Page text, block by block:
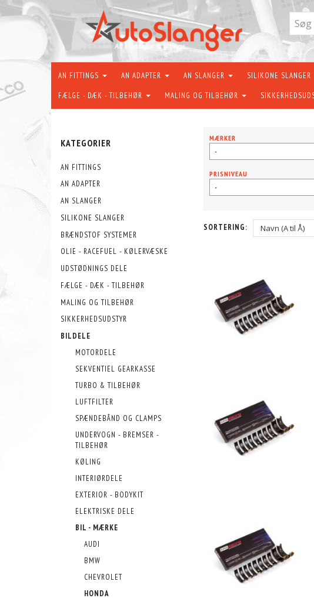
AN FITTINGS AN ADAPTER AN SLANGER SILIKONE SLANGER
FÆLGE - DÆK - TILBEHØR MALING OG TILBEHØR
KATEGORIER
AN FITTINGS
AN ADAPTER
AN SLANGER
SILIKONE SLANGER
BRÆNDSTOF SYSTEMER
OLIE - RACEFUEL - KØLERVÆSKE
UDSTØDNINGS DELE
FÆLGE - DÆK - TILBEHØR
MALING OG TILBEHØR
SIKKERHEDSUDSTYR
BILDELE
MOTORDELE
SEKVENTIEL GEARKASSE
TURBO & TILBEHØR
LUFTFILTER
SPÆNDEBÅND OG CLAMPS
UNDERVOGN - BREMSER -
TILBEHØR
KØLING
INTERIØRDELE
EXTERIOR - BODYKIT
ELEKTRISKE DELE
BIL - MÆRKE
AUDI
BMW
CHEVROLET
HONDA
MÆRKER
-
PRISNIVEAU
-
SORTERING: